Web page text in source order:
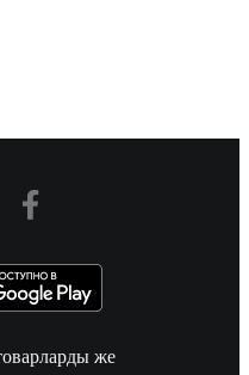
же